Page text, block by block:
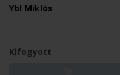
Ybl Miklós
Kifogyott